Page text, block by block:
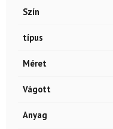
Szín
típus
Méret
Vágott
Anyag